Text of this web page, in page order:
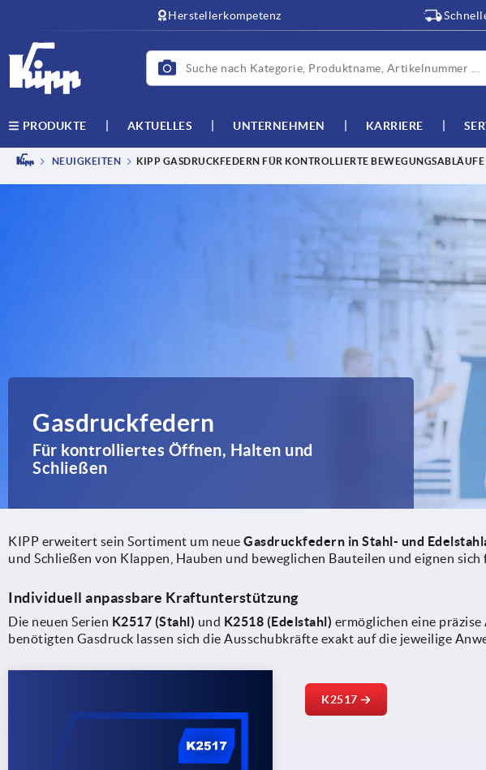
Herstellerkompetenz
PRODUKTE AKTUELLES UNTERNEHMEN KARRIERE
NEUIGKEITEN KIPP GASDRUCKFEDERN FÜR KONTROLLIERTE BEWEGUNGSABLÄUFE
Gasdruckfedern
Für kontrolliertes Öffnen, Halten und
Schließen
KIPP erweitert sein Sortiment um neue Gasdruckfedern in Stahl- und
und Schließen von Klappen, Hauben und beweglichen Bauteilen und eignen
Individuell anpassbare Kraftunterstützung
Die neuen Serien K2517 (Stahl) und K2518 (Edelstahl) ermöglichen eine
benötigten Gasdruck lassen sich die Ausschubkräfte exakt auf die jeweilige
K2517